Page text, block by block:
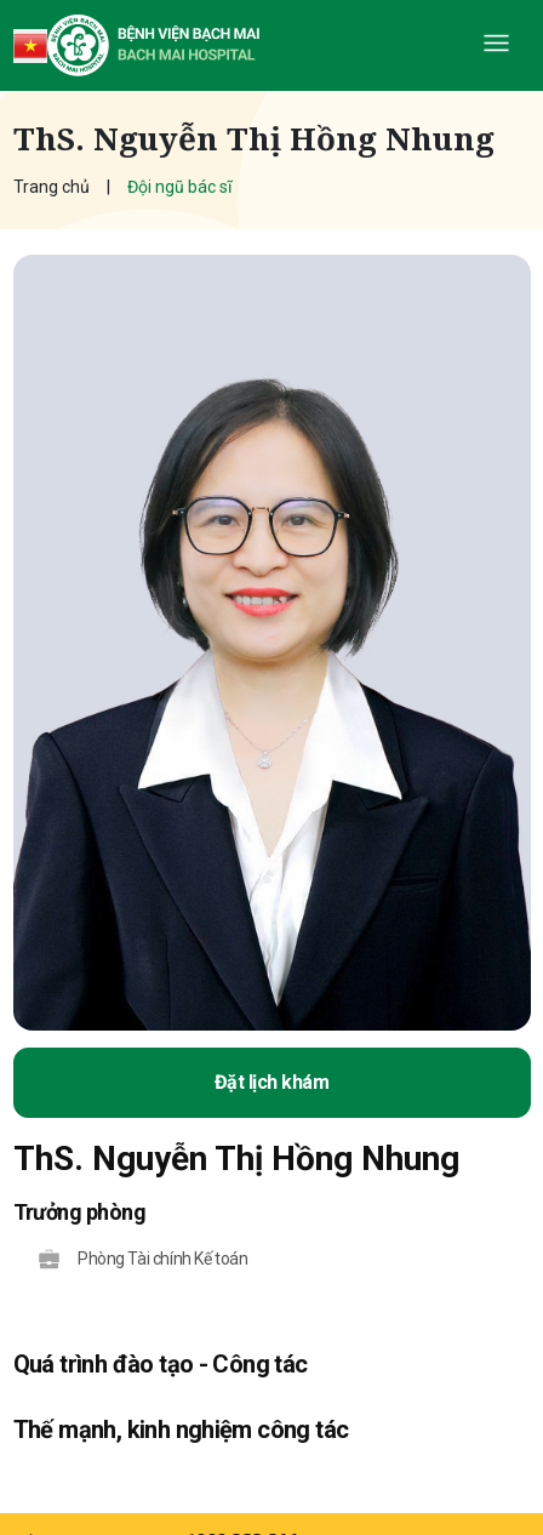
ThS. Nguyễn Thị Hồng Nhung
Trang chủ Đội ngũ bác sĩ
Đặt lịch khám
ThS. Nguyễn Thị Hồng Nhung
Trưởng phòng
Phòng Tài chính Kế toán
Quá trình đào tạo - Công tác
Thế mạnh, kinh nghiệm công tác